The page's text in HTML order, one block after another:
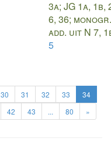
3a; JG 1a, 1b,
6, 36;
add. uit N 7,
5
30 31 32 33
34
42 43 ... 80 »